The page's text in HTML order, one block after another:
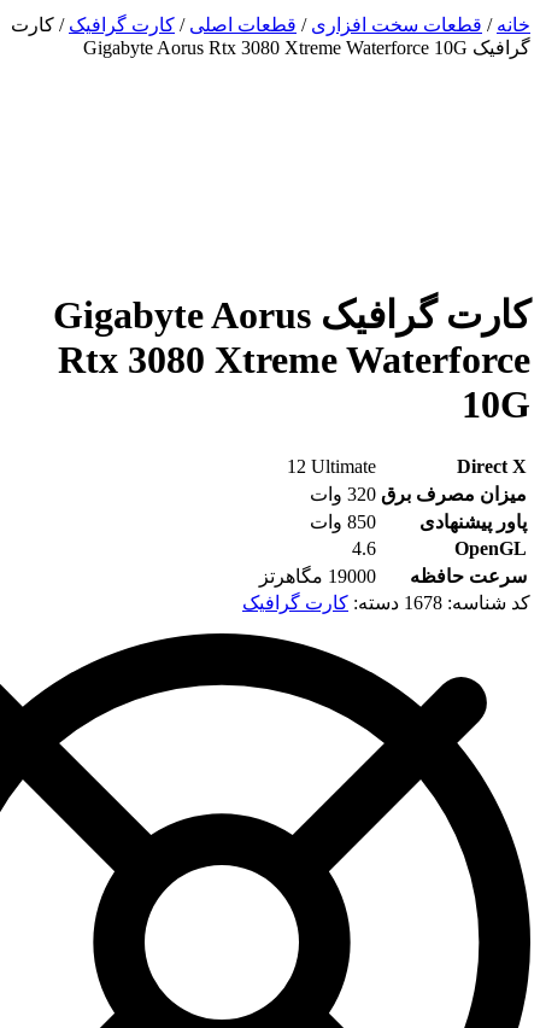
سخت افزاری/قطعات اصلی/کارت گرافیک / کارت
کارت گرافیک Gigabyte Aorus
Rtx 3080 Xtreme
1‎2 Ultimate
برق 320 وات
850 وات
4.6
19000 مگاهرتز
1678 دسته: کارت گرافیک